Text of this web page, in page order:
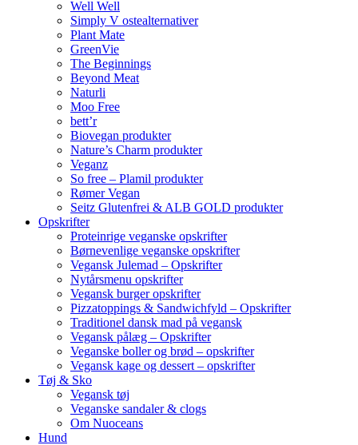
Well Well
Simply V ostealternativer
Plant Mate
GreenVie
The Beginnings
Beyond Meat
Naturli
Moo Free
bett’r
Biovegan produkter
Nature’s Charm produkter
Veganz
So free – Plamil produkter
Rømer Vegan
Seitz Glutenfrei & ALB GOLD produkter
Opskrifter
Proteinrige veganske opskrifter
Børnevenlige veganske opskrifter
Vegansk Julemad – Opskrifter
Nytårsmenu opskrifter
Vegansk burger opskrifter
Pizzatoppings & Sandwichfyld – Opskrifter
Traditionel dansk mad på vegansk
Vegansk pålæg – Opskrifter
Veganske boller og brød – opskrifter
Vegansk kage og dessert – opskrifter
Tøj & Sko
Vegansk tøj
Veganske sandaler & clogs
Om Nuoceans
Hund